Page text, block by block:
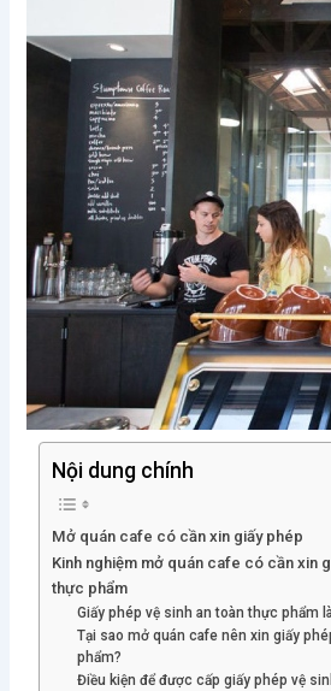
Nội dung chính
Mở quán cafe có cần xin giấy phép
Kinh nghiệm mở quán cafe có cần xin
thực phẩm
Giấy phép vệ sinh an toàn thực phẩm
Tại sao mở quán cafe nên xin giấy
phẩm?
Điều kiện để được cấp giấy phép vệ